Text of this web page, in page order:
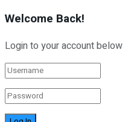
Welcome Back!
Login to your account below